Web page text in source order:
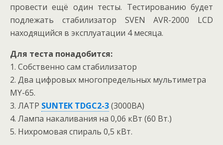
провести ещё один тесты. Тестированию будет
подлежать стабилизатор SVEN AVR-2000 LCD
находящийся в эксплуатации 4 месяца.
Для теста понадобится:
1. Собственно сам стабилизатор
2. Два цифровых многопредельных мультиметра
MY-65.
3. ЛАТР SUNTEK TDGC2-3(3000BA)
4. Лампа накаливания на 0,06 кВт (60 Вт.)
5. Нихромовая спираль 0,5 кВт.